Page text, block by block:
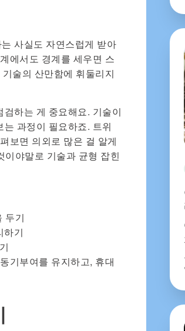
사실도 자연스럽게 받아
에서도 경계를 세우면 스
술의 산만함에 휘둘리지
하는 게 중요해요. 기술이
과정이 필요하죠. 트위
보면 의외로 많은 걸 알게
야말로 기술과 균형 잡힌
두기
하기
기부여를 유지하고, 휴대